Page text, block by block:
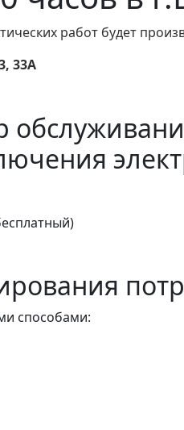
работ будет
33А
способами: